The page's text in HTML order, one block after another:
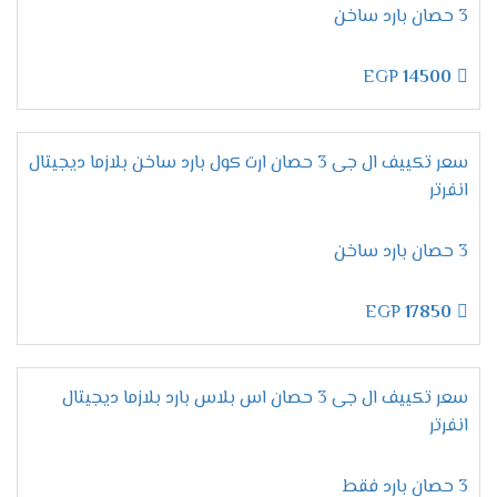
أو الحرارة الشديدة.
لفترات طويلة.
مميزات تكييف إل جي أرتيكول
خاصية التبريد / التدفئة – راحة تامة
في كل الفصول
بكل تأكيد، لا شيء يضاهي الراحة المطلقة خلال الصيف
الحار والشتاء البارد.
مزودًا بخاصيةالتبريد والتدفئة
3 حصان بارد ساخن
14500
سعر تكييف ال جى 3 حصان ارت كول بارد ساخن بلازما ديجيتال
انفرتر
3 حصان بارد ساخن
17850
سعر تكييف ال جى 3 حصان اس بلاس بارد بلازما ديجيتال
انفرتر
3 حصان بارد فقط